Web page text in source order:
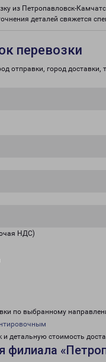
из Петропавловск-
деталей свяжется
перевозки
отправки, город доставки,
НДС)
по выбранному
и детальную стоимость
филиала